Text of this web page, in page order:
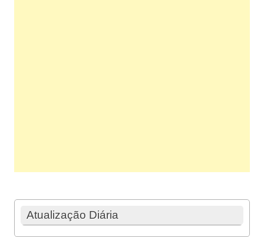
Atualização Diária